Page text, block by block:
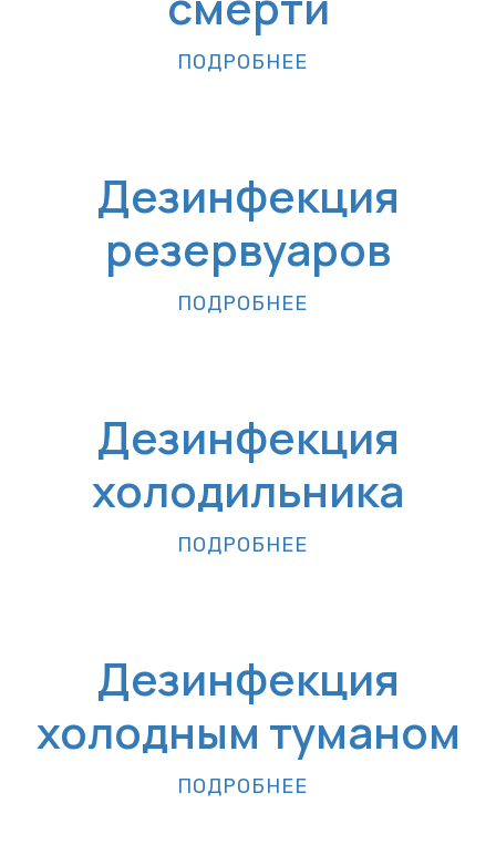
ПОДРОБНЕЕ
Дезинфекция
резервуаров
ПОДРОБНЕЕ
Дезинфекция
холодильника
ПОДРОБНЕЕ
Дезинфекция
холодным туманом
ПОДРОБНЕЕ